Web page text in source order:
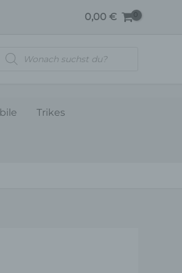
0,00 €
Products
search
Trikes